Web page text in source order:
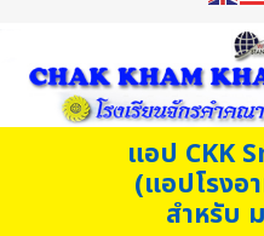
แอป CKK
(แอปโรงอ
สำหรับ